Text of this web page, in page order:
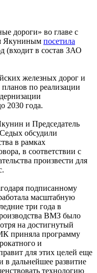
дороги» во главе с
Якуниным посетила
(входит в состав ЗАО
железных дорог и
по реализации
2030 года.
и Председатель
обсудили
в рамках
в соответствии с
произвести для
подписанному
масштабную
три года в
ВМЗ было
на достигнутый
приняла программу
и
для этих целей еще
дальнейшее развитие
технологию